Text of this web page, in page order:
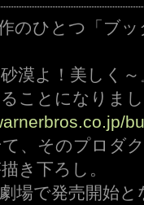
のひとつ「ブ
漠よ！美しく
ことになりま
て、そのプロダ
き下ろし。
場で発売開始